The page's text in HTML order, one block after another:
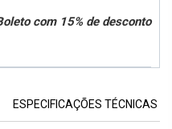
com 15% de desconto
ESPECIFICAÇÕES TÉCNICAS